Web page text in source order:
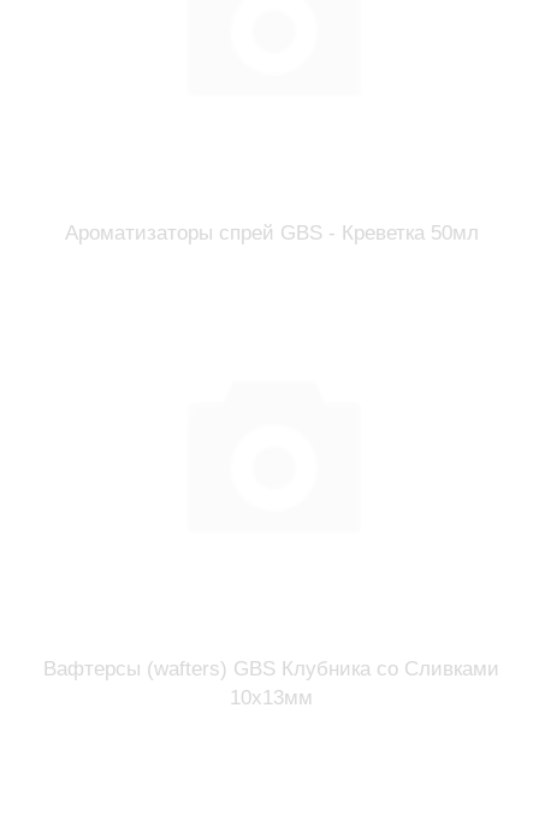
Ароматизаторы спрей GBS - Креветка 50мл
Вафтерсы (wafters) GBS Клубника со Сливками
10x13мм